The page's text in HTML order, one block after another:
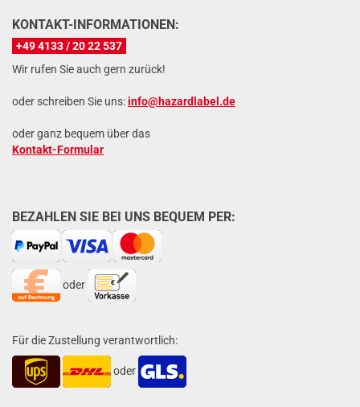
KONTAKT-INFORMATIONEN:
+49 4133 / 20 22 537
Wir rufen Sie auch gern zurück!
oder schreiben Sie uns:info@hazardlabel.de
oder ganz bequem über das
Kontakt-Formular
BEZAHLEN SIE BEI UNS BEQUEM PER:
oder
Für die Zustellung verantwortlich:
oder